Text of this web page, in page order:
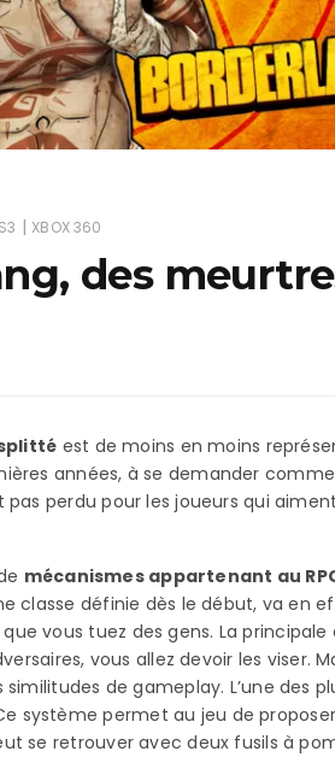
| XBOX 360
des
est de moins en moins
années, à se demander
perdu pour les joueurs qui
mécanismes appartenant au
classe définie dès le début, va en
vous tuez des gens. La
vous allez devoir les viser.
de gameplay. L’une des
système permet au jeu de
se retrouver avec deux fusils à